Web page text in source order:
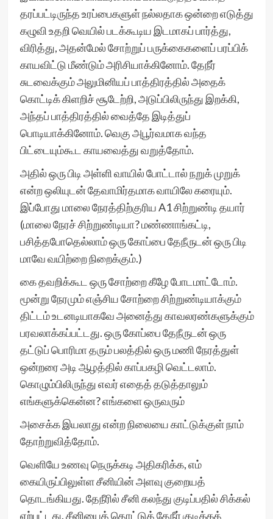
தரப்பட்டிருந்த உரப்பைகளுள் நல்லதாக ஒன்றை எடுத்து
கழுவி உதறி வெயில் படக்கூடிய இடமாகப் பார்த்து,
விரித்து, அதன்மேல் சோற்றுப் பருக்கைகளைப் பரப்பிக்
காயவிட்டு மீண்டும் அரிசியாக்கினோம். தேநீர்
சுடவைக்கும் அலுமினியப் பாத்திரத்தில் அதைக்
கொட்டிக் கிளறிச் சூடேற்றி, அடுப்பிலிருந்து இறக்கி,
அந்தப் பாத்திரத்தில் வைத்தே இடித்துப்
பொடியாக்கினோம். வெகு அபூர்வமாக வந்த
பிட்டையும்கூட காயவைத்து வறுத்தோம்.
அதில் ஒரு பிடி அள்ளி வாயில் போட்டால் நறுக் முறுக்
என்ற ஒலியுடன் தேவாமிர்தமாக வாயிலே கரையும்.
இப்போது மாலை நேரத்திற்குரிய A1 சிற்றுண்டி தயார்
(மாலை நேரச் சிற்றுண்டியா? மண்ணாங்கட்டி,
பசித்தபோதெல்லாம் ஒரு கோப்பை தேநீருடன் ஒரு பிடி
மாவே வயிற்றை நிறைக்கும்.)
கை தவறிக்கூட ஒரு சோற்றை கீழே போடமாட்டோம்.
மூன்று நேரமும் எஞ்சிய சோற்றை சிற்றுண்டியாக்கும்
திட்டம் உடனடியாகவே அனைத்து காவலரண்களுக்கும்
பரவலாக்கப்பட்டது. ஒரு கோப்பை தேநீருடன் ஒரு
தட்டுப் பொரிமா தரும் பலத்தில் ஒரு மணி நேரத்துள்
ஒன்றரை அடி ஆழத்தில் காப்பகழி வெட்டலாம்.
கொழும்பிலிருந்து எவர் எதைத் தடுத்தாலும்
எங்களுக்கென்ன? எங்களை ஒருவரும்
அசைக்க இயலாது என்ற நிலையை காட்டுக்குள் நாம்
தோற்றுவித்தோம்.
வெளியே உணவு நெருக்கடி அதிகரிக்க, எம்
கையிருப்பிலுள்ள சீனியின் அளவு குறையத்
தொடங்கியது. தேநீரில் சீனி கலந்து குடிப்பதில் சிக்கல்
ஏற்பட்டது. சீனியைத் தொட்டுத் தேநீர் குடிக்கத்